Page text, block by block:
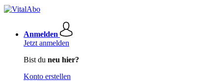
Anmelden
Jetzt anmelden
Bist du neu hier?
Konto erstellen